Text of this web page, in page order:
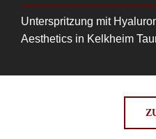
Unterspritzung mit
Aesthetics in Kelkheim